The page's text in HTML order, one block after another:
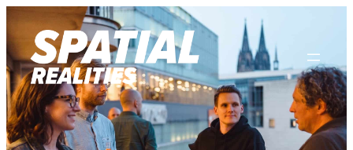
Inhalt
springen